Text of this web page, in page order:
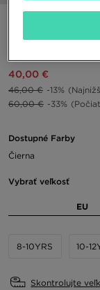
JORDAN MIKINA
40,00 €
46,00 € -13%
60,00 € -33%
Dostupné Farby
Čierna
Vybrať veľkosť
EU
8-10YRS 10-
Skontrolujte